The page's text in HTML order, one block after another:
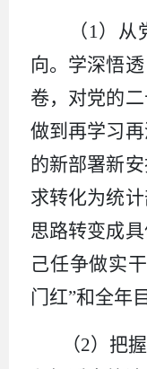
（ 1 ）从
向。学深悟
卷，对党的
做到再学习
的新部署新
求转化为统
思路转变成
己任争做实
门红”和全年
（2）把